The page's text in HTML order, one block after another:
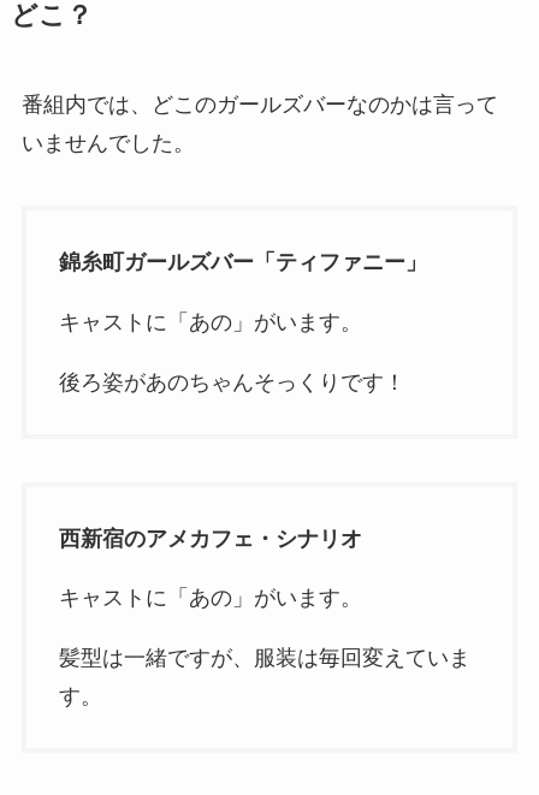
どこ？
番組内では、どこのガールズバーなのかは言って
いませんでした。
錦糸町ガールズバー「ティファニー」
キャストに「あの」がいます。
後ろ姿があのちゃんそっくりです！
西新宿のアメカフェ・シナリオ
キャストに「あの」がいます。
髪型は一緒ですが、服装は毎回変えていま
す。